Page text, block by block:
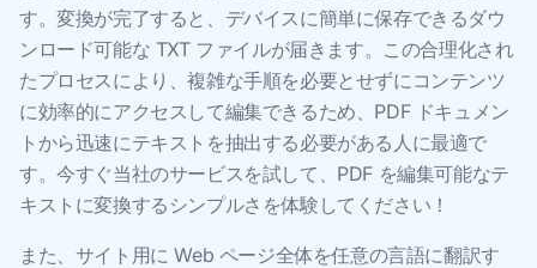
す。変換が完了すると、デバイスに簡単に保存できるダウ
ンロード可能な TXT ファイルが届きます。この合理化され
たプロセスにより、複雑な手順を必要とせずにコンテンツ
に効率的にアクセスして編集できるため、PDF ドキュメン
トから迅速にテキストを抽出する必要がある人に最適で
す。今すぐ当社のサービスを試して、PDF を編集可能なテ
キストに変換するシンプルさを体験してください！
また、サイト用に Web ページ全体を任意の言語に翻訳す